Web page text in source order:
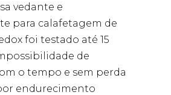
vedante e
para calafetagem de
foi testado até 15
de
o tempo e sem perda
endurecimento